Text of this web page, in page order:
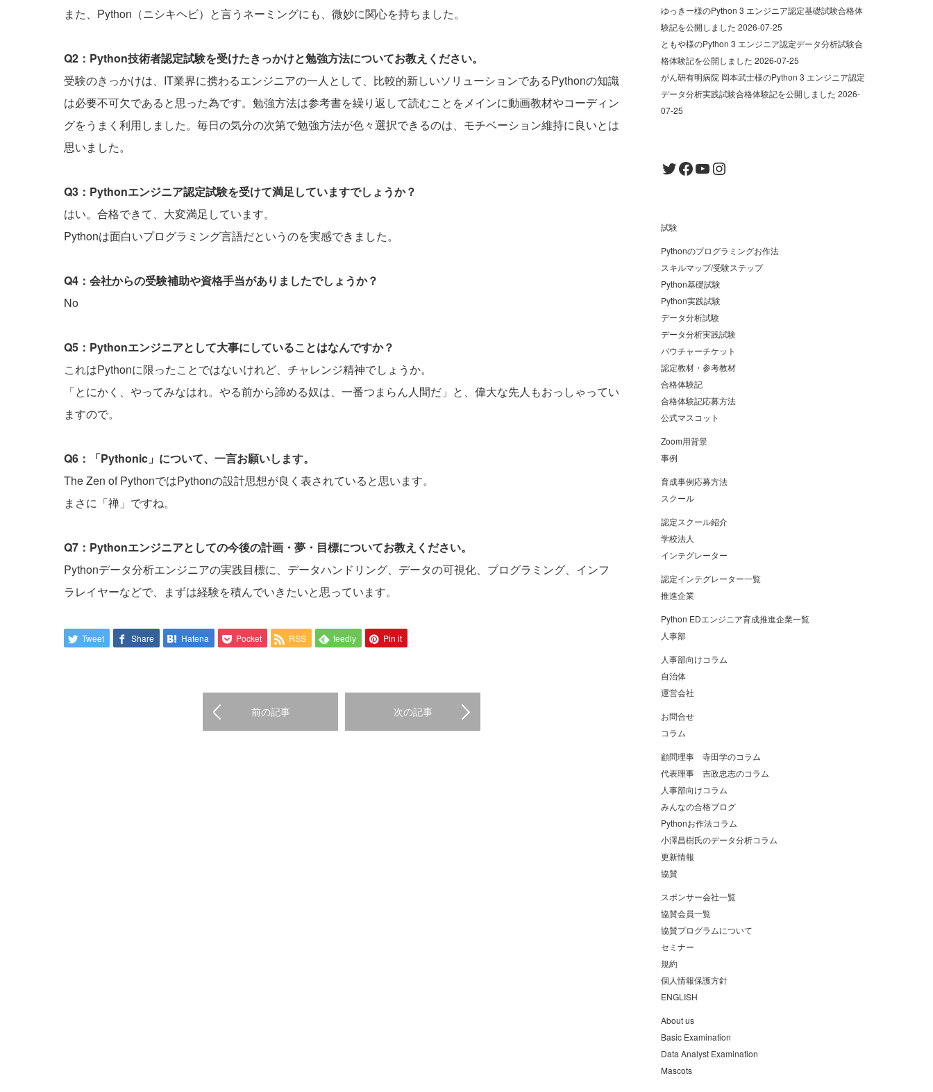
また、Python（ニシキヘビ）と言うネーミングにも、微妙に関心を持ちました。
Q2：Python技術者認定試験を受けたきっかけと勉強方法についてお教えください。
受験のきっかけは、IT業界に携わるエンジニアの一人として、比較的新しいソリューションであるPythonの知識
は必要不可欠であると思った為です。勉強方法は参考書を繰り返して読むことをメインに動画教材やコーディン
グをうまく利用しました。毎日の気分の次第で勉強方法が色々選択できるのは、モチベーション維持に良いとは
思いました。
Q3：Pythonエンジニア認定試験を受けて満足していますでしょうか？
はい。合格できて、大変満足しています。
Pythonは面白いプログラミング言語だというのを実感できました。
Q4：会社からの受験補助や資格手当がありましたでしょうか？
No
Q5：Pythonエンジニアとして大事にしていることはなんですか？
これはPythonに限ったことではないけれど、チャレンジ精神でしょうか。
「とにかく、やってみなはれ。やる前から諦める奴は、一番つまらん人間だ」と、偉大な先人もおっしゃってい
ますので。
Q6：「Pythonic」について、一言お願いします。
The Zen of PythonではPythonの設計思想が良く表されていると思います。
まさに「禅」ですね。
Q7：Pythonエンジニアとしての今後の計画・夢・目標についてお教えください。
Pythonデータ分析エンジニアの実践目標に、データハンドリング、データの可視化、プログラミング、インフ
ラレイヤーなどで、まずは経験を積んでいきたいと思っています。
Tweet Share Hatena Pocket RSS feedly Pin it
前の記事 次の記事
ゆっきー様のPython 3 エンジニア認定基礎試験合格体
験記を公開しました 2026-07-25
ともや様のPython 3 エンジニア認定データ分析試験合
格体験記を公開しました 2026-07-25
がん研有明病院 岡本武士様のPython 3 エンジニア認定
データ分析実践試験合格体験記を公開しました 2026-
07-25
Twitter
Facebook
YouTube
Instagram
試験
Pythonのプログラミングお作法
スキルマップ/受験ステップ
Python基礎試験
Python実践試験
データ分析試験
データ分析実践試験
バウチャーチケット
認定教材・参考教材
合格体験記
合格体験記応募方法
公式マスコット
Zoom用背景
事例
育成事例応募方法
スクール
認定スクール紹介
学校法人
インテグレーター
認定インテグレーター一覧
推進企業
Python EDエンジニア育成推進企業一覧
人事部
人事部向けコラム
自治体
運営会社
お問合せ
コラム
顧問理事 寺田学のコラム
代表理事 吉政忠志のコラム
人事部向けコラム
みんなの合格ブログ
Pythonお作法コラム
小澤昌樹氏のデータ分析コラム
更新情報
協賛
スポンサー会社一覧
協賛会員一覧
協賛プログラムについて
セミナー
規約
個人情報保護方針
ENGLISH
About us
Basic Examination
Data Analyst Examination
Mascots